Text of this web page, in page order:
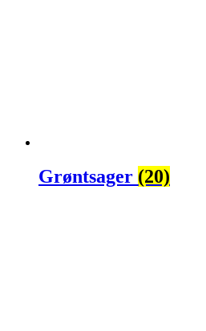
Grøntsager (20)